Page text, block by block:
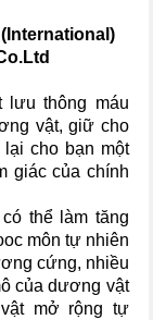
lưu thông máu
vật, giữ cho
cho bạn một
giác của chính
thể làm tăng
môn tự nhiên
cứng, nhiều
của dương vật
mở rộng tự